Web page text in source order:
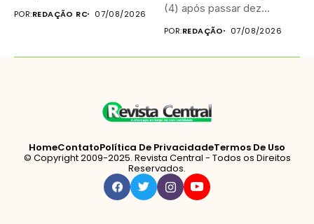
POR:REDAÇÃO RC 07/08/2026
(4) após passar dez...
POR:REDAÇÃO 07/08/2026
HomeContatoPolítica De PrivacidadeTermos De Uso
© Copyright 2009-2025. Revista Central - Todos os Direitos
Reservados.